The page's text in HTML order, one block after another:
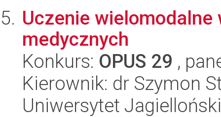
Uczenie wielomodalne
medycznych
Konkurs: OPUS 29 ,
Kierownik: dr Szymon
Uniwersytet Jagielloński